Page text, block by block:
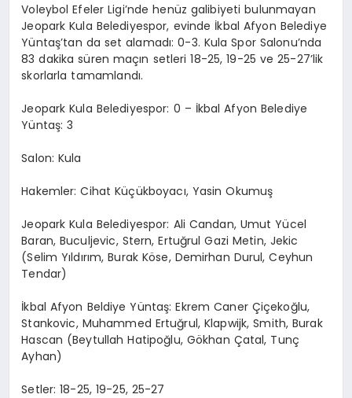
Voleybol Efeler Ligi’nde henüz galibiyeti bulunmayan
Jeopark Kula Belediyespor, evinde İkbal Afyon Belediye
Yüntaş’tan da set alamadı: 0-3. Kula Spor Salonu’nda
83 dakika süren maçın setleri 18-25, 19-25 ve 25-27’lik
skorlarla tamamlandı.
Jeopark Kula Belediyespor: 0 – İkbal Afyon Belediye
Yüntaş: 3
Salon: Kula
Hakemler: Cihat Küçükboyacı, Yasin Okumuş
Jeopark Kula Belediyespor: Ali Candan, Umut Yücel
Baran, Buculjevic, Stern, Ertuğrul Gazi Metin, Jekic
(Selim Yıldırım, Burak Köse, Demirhan Durul, Ceyhun
Tendar)
İkbal Afyon Beldiye Yüntaş: Ekrem Caner Çiçekoğlu,
Stankovic, Muhammed Ertuğrul, Klapwijk, Smith, Burak
Hascan (Beytullah Hatipoğlu, Gökhan Çatal, Tunç
Ayhan)
Setler: 18-25, 19-25, 25-27